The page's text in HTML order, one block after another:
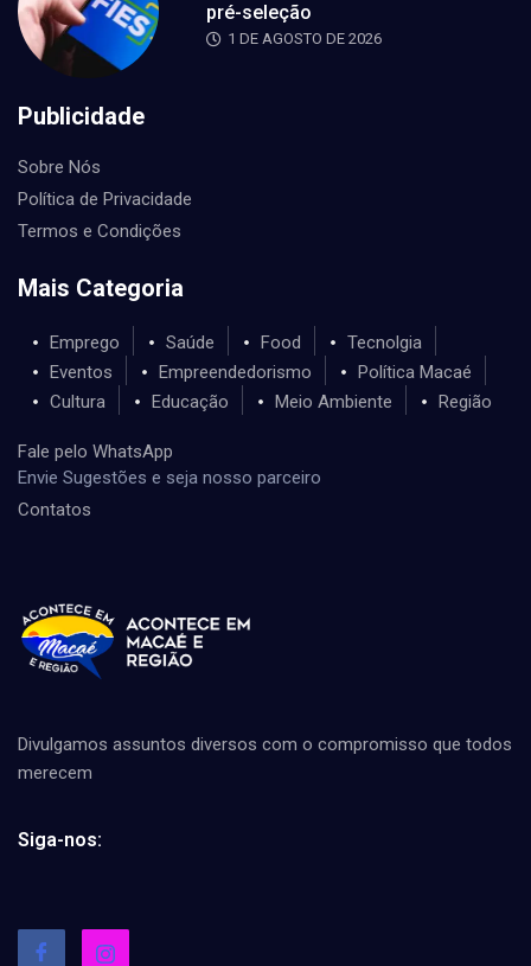
pré-seleção
1 DE AGOSTO DE 2026
Publicidade
Sobre Nós
Política de Privacidade
Termos e Condições
Mais Categoria
Emprego Saúde Food
Tecnolgia
Eventos
Empreendedorismo
Política Macaé
Cultura
Educação Meio Ambiente Região
Fale pelo WhatsApp
Envie Sugestões e seja nosso parceiro
Contatos
Divulgamos assuntos diversos com o compromisso que todos
merecem
Siga-nos: